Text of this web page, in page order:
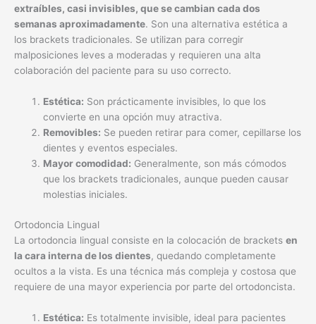
extraíbles, casi invisibles, que se cambian cada dos
semanas aproximadamente. Son una alternativa estética a
los brackets tradicionales. Se utilizan para corregir
malposiciones leves a moderadas y requieren una alta
colaboración del paciente para su uso correcto.
Estética: Son prácticamente invisibles, lo que los
convierte en una opción muy atractiva.
Removibles: Se pueden retirar para comer, cepillarse los
dientes y eventos especiales.
Mayor comodidad: Generalmente, son más cómodos
que los brackets tradicionales, aunque pueden causar
molestias iniciales.
Ortodoncia Lingual
La ortodoncia lingual consiste en la colocación de brackets en
la cara interna de los dientes, quedando completamente
ocultos a la vista. Es una técnica más compleja y costosa que
requiere de una mayor experiencia por parte del ortodoncista.
Estética: Es totalmente invisible, ideal para pacientes